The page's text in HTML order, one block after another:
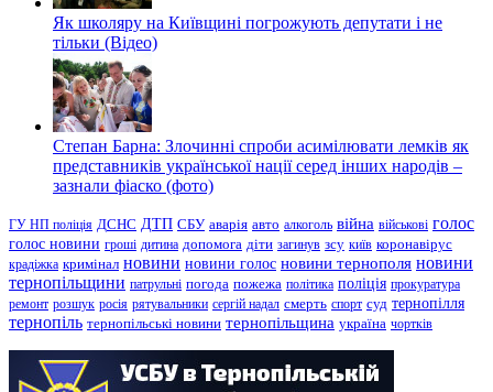
Як школяру на Київщині погрожують депутати і не
тільки (Відео)
Степан Барна: Злочинні спроби асимілювати лемків як
представників української нації серед інших народів –
зазнали фіаско (фото)
ГУ НП поліція ДСНС ДТП СБУ аварія авто алкоголь війна військові голос
голос новини гроші дитина допомога діти загинув зсу київ коронавірус
крадіжка кримінал новини новини голос новини тернополя новини
тернопільщини патрульні погода пожежа політика поліція прокуратура
ремонт розшук росія рятувальники сергій надал смерть спорт суд тернопілля
тернопіль тернопільські новини тернопільщина україна чортків